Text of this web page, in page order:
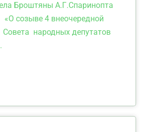
Броштяны А.Г.Спаринопта
созыве 4 внеочередной
Совета народных депутатов